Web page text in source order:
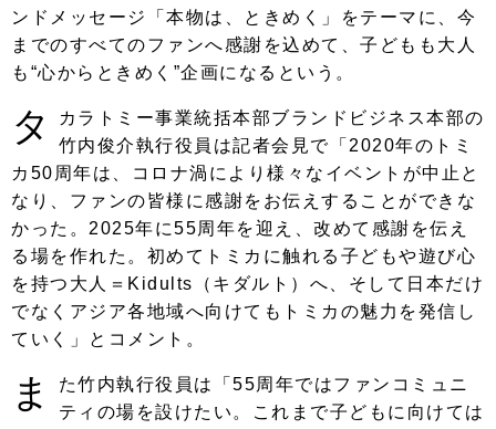
ンドメッセージ「本物は、ときめく」をテーマに、今
までのすべてのファンへ感謝を込めて、子どもも大人
も“心からときめく”企画になるという。
タ
カラトミー事業統括本部ブランドビジネス本部の
竹内俊介執行役員は記者会見で「2020年のトミ
カ50周年は、コロナ渦により様々なイベントが中止と
なり、ファンの皆様に感謝をお伝えすることができな
かった。2025年に55周年を迎え、改めて感謝を伝え
る場を作れた。初めてトミカに触れる子どもや遊び心
を持つ大人＝Kidults（キダルト）へ、そして日本だけ
でなくアジア各地域へ向けてもトミカの魅力を発信し
ていく」とコメント。
ま
た竹内執行役員は「55周年ではファンコミュニ
ティの場を設けたい。これまで子どもに向けては